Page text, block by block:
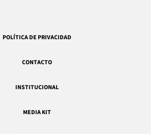
POLÍTICA DE PRIVACIDAD
CONTACTO
INSTITUCIONAL
MEDIA KIT